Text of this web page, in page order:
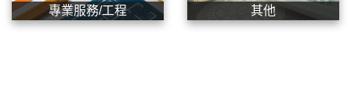
專業服務/工程 其他